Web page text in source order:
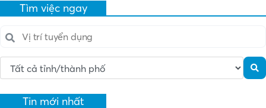
Tìm việc ngay
Tin mới nhất